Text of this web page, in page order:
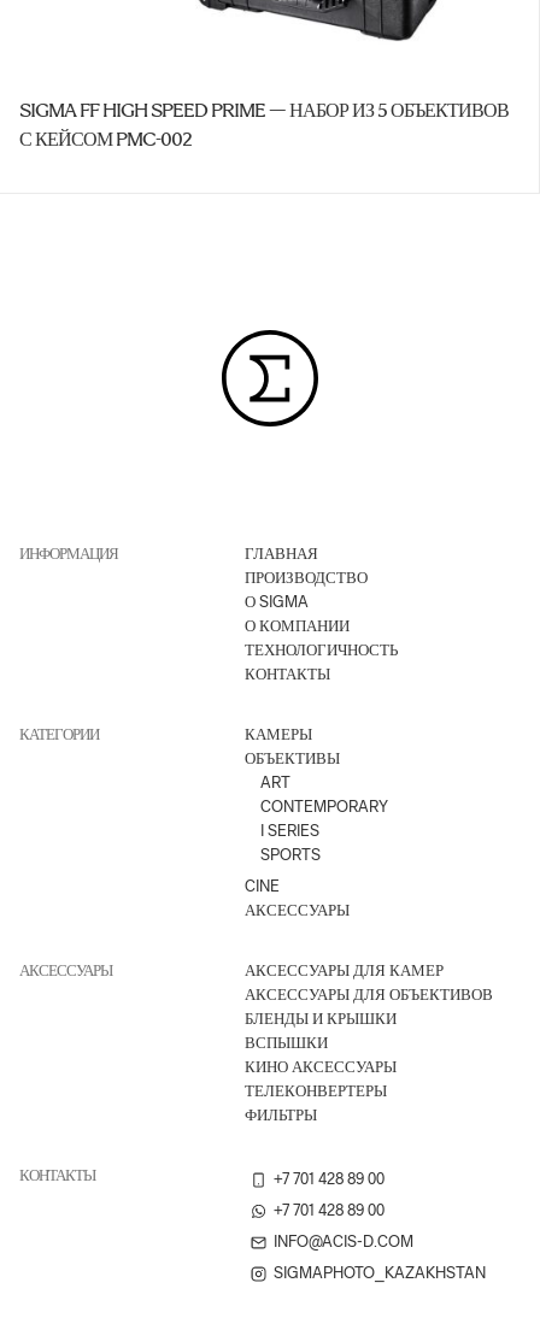
SIGMA FF HIGH SPEED PRIME — НАБОР ИЗ 5 ОБЪЕКТИВОВ
С КЕЙСОМ PMC-002
ИНФОРМАЦИЯ
ГЛАВНАЯ
ПРОИЗВОДСТВО
О SIGMA
О КОМПАНИИ
ТЕХНОЛОГИЧНОСТЬ
КОНТАКТЫ
КАТЕГОРИИ
КАМЕРЫ
ОБЪЕКТИВЫ
ART
CONTEMPORARY
I SERIES
SPORTS
CINE
АКСЕССУАРЫ
АКСЕССУАРЫ
АКСЕССУАРЫ ДЛЯ КАМЕР
АКСЕССУАРЫ ДЛЯ ОБЪЕКТИВОВ
БЛЕНДЫ И КРЫШКИ
ВСПЫШКИ
КИНО АКСЕССУАРЫ
ТЕЛЕКОНВЕРТЕРЫ
ФИЛЬТРЫ
КОНТАКТЫ
+7 701 428 89 00
+7 701 428 89 00
INFO@ACIS-D.COM
SIGMAPHOTO_KAZAKHSTAN